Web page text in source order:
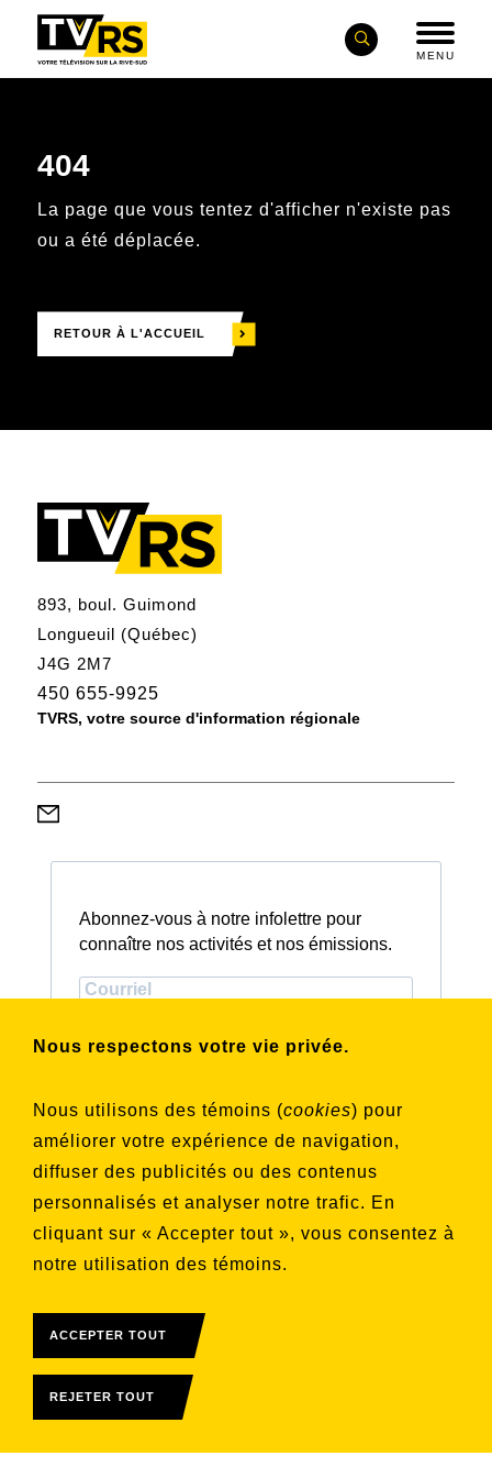
Nous respectons votre vie privée.
Nous utilisons des témoins (cookies) pour
améliorer votre expérience de navigation,
diffuser des publicités ou des contenus
personnalisés et analyser notre trafic. En
cliquant sur « Accepter tout », vous consentez à
notre utilisation des témoins.
ACCEPTER TOUT
REJETER TOUT
MENU
404
La page que vous tentez d'afficher n'existe pas
ou a été déplacée.
RETOUR À L'ACCUEIL
893, boul. Guimond
Longueuil (Québec)
J4G 2M7
450 655-9925
TVRS, votre source d'information régionale
Abonnez-vous à notre infolettre pour
connaître nos activités et nos émissions.
souhaitez vous inscrire
S'INSCRIRE